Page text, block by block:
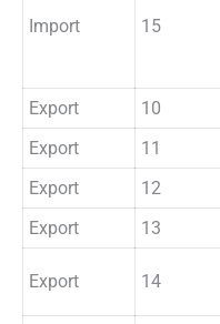
Import 15
Export
10
Export
11
Export
12
Export
13
Export 14